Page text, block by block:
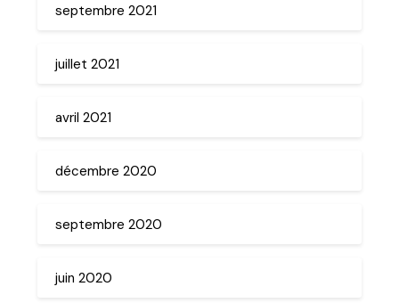
septembre 2021
juillet 2021
avril 2021
décembre 2020
septembre 2020
juin 2020